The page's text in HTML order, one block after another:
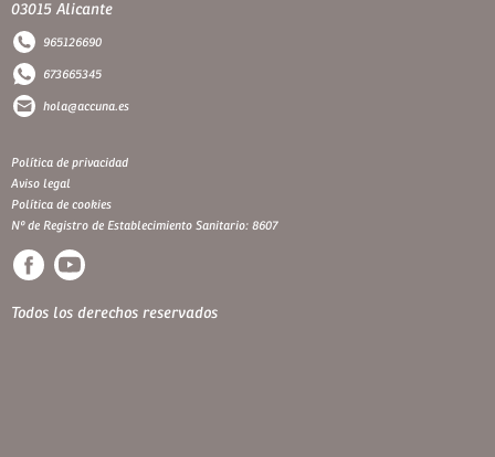
03015 Alicante
965126690
673665345
hola@accuna.es
Política de privacidad
Aviso legal
Política de cookies
Nº de Registro de Establecimiento Sanitario: 8607
Todos los derechos reservados